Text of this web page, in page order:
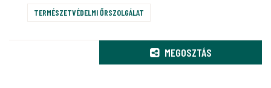
TERMÉSZETVÉDELMI ŐRSZOLGÁLAT
MEGOSZTÁS